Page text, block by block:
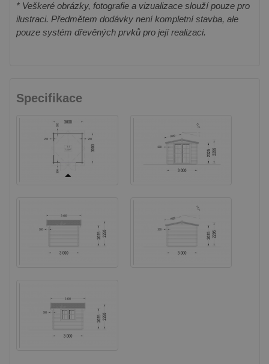
* Veškeré obrázky, fotografie a vizualizace slouží pouze pro
ilustraci. Předmětem dodávky není kompletní stavba, ale
pouze systém dřevěných prvků pro její realizaci.
Specifikace